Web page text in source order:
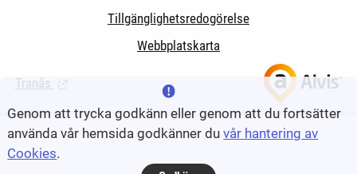
Tillgänglighetsredogörelse
Webbplatskarta
Tranås (Länk till extern sida.)
Genom att trycka godkänn eller genom att du fortsätter
använda vår hemsida godkänner duvår hantering av
Cookies.